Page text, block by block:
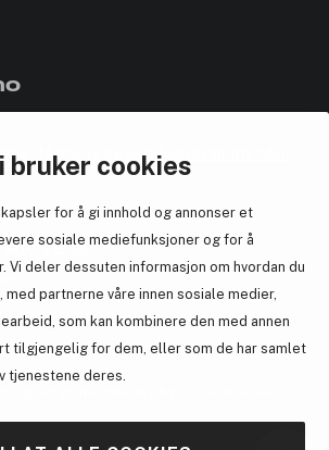
bruker cookies
for å gi innhold og annonser et
sosiale mediefunksjoner og for å
Vi deler dessuten informasjon om hvordan du
partnerne våre innen sosiale medier,
som kan kombinere den med annen
tilgjengelig for dem, eller som de har samlet
tjenestene deres.
- få poeng og eksklusive rabattkoder.
Group AS